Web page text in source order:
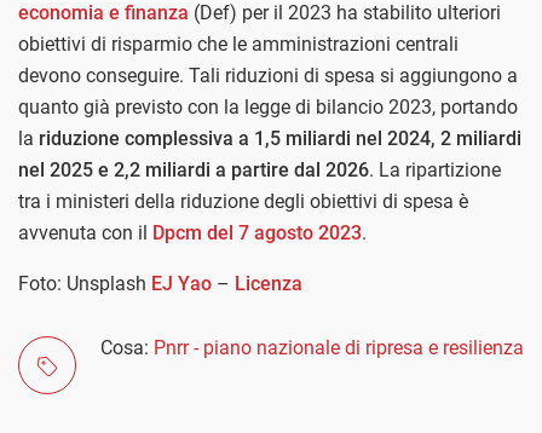
economia e finanza (Def) per il 2023 ha stabilito ulteriori
obiettivi di risparmio che le amministrazioni centrali
devono conseguire. Tali riduzioni di spesa si aggiungono a
quanto già previsto con la legge di bilancio 2023, portando
la riduzione complessiva a 1,5 miliardi nel 2024, 2 miliardi
nel 2025 e 2,2 miliardi a partire dal 2026. La ripartizione
tra i ministeri della riduzione degli obiettivi di spesa è
avvenuta con il
Dpcm del 7 agosto 2023.
Foto: Unsplash EJ Yao – Licenza
Cosa: Pnrr - piano nazionale di ripresa e resilienza